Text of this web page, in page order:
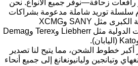
زحافة—نوفر جميع الأنواع. نحن
سلسلة توريد شاملة مدعومة بشراكات
مع العلامات التجارية الصينية الكبرى مثل SANY وXCMG
وZoomlion، وكذلك العلامات الدولية مثل Liebherr وTerex وDemag
أكبر خطوط الشحن، مما يتيح لنا تصدير
وتيانجين وليانيونغانغ إلى جميع أنحاء